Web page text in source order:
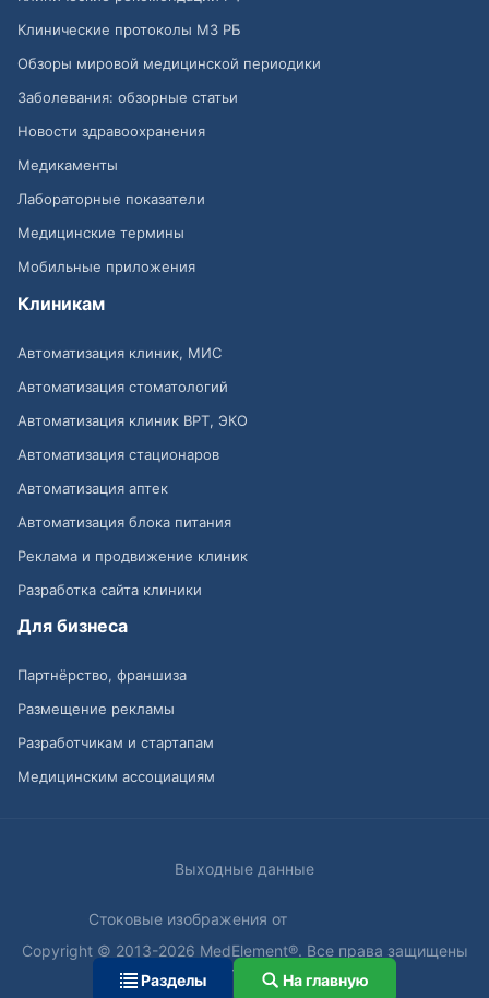
Клинические протоколы МЗ РБ
Обзоры мировой медицинской периодики
Заболевания: обзорные статьи
Новости здравоохранения
Медикаменты
Лабораторные показатели
Медицинские термины
Мобильные приложения
Клиникам
Автоматизация клиник, МИС
Автоматизация стоматологий
Автоматизация клиник ВРТ, ЭКО
Автоматизация стационаров
Автоматизация аптек
Автоматизация блока питания
Реклама и продвижение клиник
Разработка сайта клиники
Для бизнеса
Партнёрство, франшиза
Размещение рекламы
Разработчикам и стартапам
Медицинским ассоциациям
Выходные данные
Стоковые изображения от
Copyright © 2013-2026 MedElement®. Все права защищены
18+
Разделы На главную